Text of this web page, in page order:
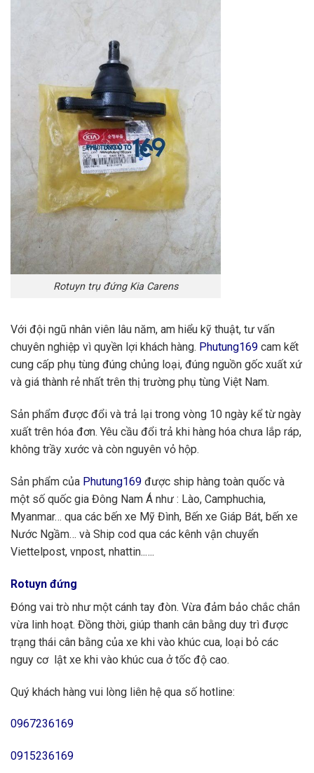
Rotuyn trụ đứng Kia Carens
Với đội ngũ nhân viên lâu năm, am hiểu kỹ thuật, tư vấn
chuyên nghiệp vì quyền lợi khách hàng. Phutung169 cam kết
cung cấp phụ tùng đúng chủng loại, đúng nguồn gốc xuất xứ
và giá thành rẻ nhất trên thị trường phụ tùng Việt Nam.
Sản phẩm được đổi và trả lại trong vòng 10 ngày kể từ ngày
xuất trên hóa đơn. Yêu cầu đổi trả khi hàng hóa chưa lắp ráp,
không trầy xước và còn nguyên vỏ hộp.
Sản phẩm của Phutung169 được ship hàng toàn quốc và
một số quốc gia Đông Nam Á như : Lào, Camphuchia,
Myanmar… qua các bến xe Mỹ Đình, Bến xe Giáp Bát, bến xe
Nước Ngầm… và Ship cod qua các kênh vận chuyển
Viettelpost, vnpost, nhattin..….
Rotuyn đứng
Đóng vai trò như một cánh tay đòn. Vừa đảm bảo chắc chắn
vừa linh hoạt. Đồng thời, giúp thanh cân bằng duy trì được
trạng thái cân bằng của xe khi vào khúc cua, loại bỏ các
nguy cơ lật xe khi vào khúc cua ở tốc độ cao.
Quý khách hàng vui lòng liên hệ qua số hotline:
0967236169
0915236169